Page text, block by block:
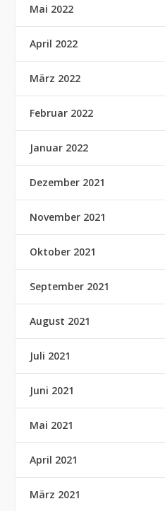
Mai 2022
April 2022
März 2022
Februar 2022
Januar 2022
Dezember 2021
November 2021
Oktober 2021
September 2021
August 2021
Juli 2021
Juni 2021
Mai 2021
April 2021
März 2021